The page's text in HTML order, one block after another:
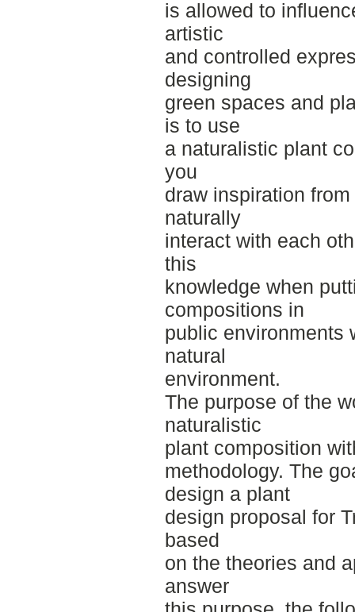
is allowed to
artistic
and controlled
designing
green spaces and
is to use
a naturalistic plant
you
draw inspiration
naturally
interact with each
this
knowledge when
compositions in
public environments
natural
environment.
The purpose of the
naturalistic
plant composition
methodology. The
design a plant
design proposal for
based
on the theories and
answer